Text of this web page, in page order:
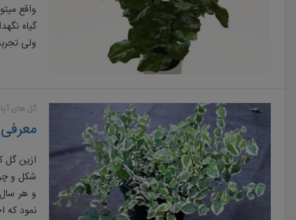
واقع
گیاه
ولی
گل های
ازین گل
شکل و
نمود که